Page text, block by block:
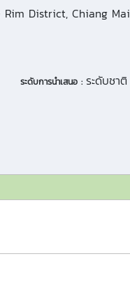
Rim District, Chiang Mai
ระดับการนำเสนอ : ระดับชาติ